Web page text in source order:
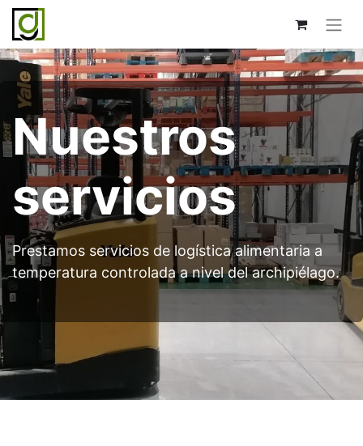
Nuestros
servicios
Prestamos servicios de logística alimentaria a
temperatura controlada a nivel del archipiélago.